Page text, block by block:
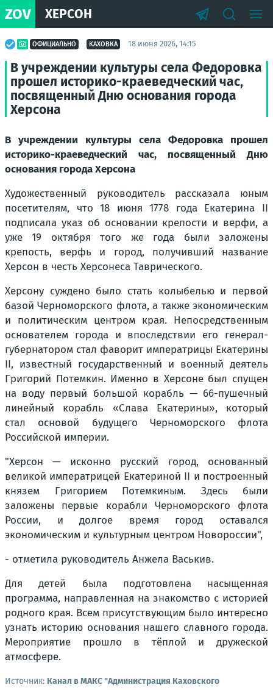
ZOV ХЕРСОН
ОФИЦИАЛЬНО КАХОВКА 18 июня 2026, 14:15
В учреждении культуры села Федоровка
прошел историко-краеведческий час,
посвященный Дню основания города
Херсона
В учреждении культуры села Федоровка прошел
историко-краеведческий час, посвященный Дню
основания города Херсона
Художественный руководитель рассказала юным
посетителям, что 18 июня 1778 года Екатерина II
подписала указ об основании крепости и верфи, а
уже 19 октября того же года были заложены
крепость, верфь и город, получивший название
Херсон в честь Херсонеса Таврического.
Херсону суждено было стать колыбелью и первой
базой Черноморского флота, а также экономическим
и политическим центром края. Непосредственным
основателем города и впоследствии его генерал-
губернатором стал фаворит императрицы Екатерины
II, известный государственный и военный деятель
Григорий Потемкин. Именно в Херсоне был спущен
на воду первый большой корабль — 66-пушечный
линейный корабль «Слава Екатерины», который
стал основой будущего Черноморского флота
Российской империи.
"Херсон — исконно русский город, основанный
великой императрицей Екатериной II и построенный
князем Григорием Потемкиным. Здесь были
заложены первые корабли Черноморского флота
России, и долгое время город оставался
экономическим и культурным центром Новороссии",
- отметила руководитель Анжела Васькив.
Для детей была подготовлена насыщенная
программа, направленная на знакомство с историей
родного края. Всем присутствующим было интересно
узнать историю основания нашего славного города.
Мероприятие прошло в тёплой и дружеской
атмосфере.
Источник: Канал в МАКС "Администрация Каховского